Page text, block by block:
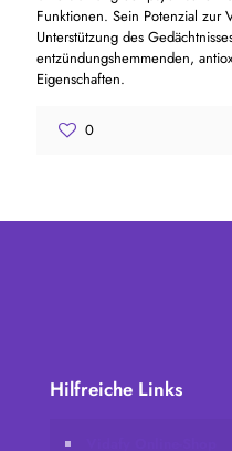
Funktionen. Sein Potenzial zur
Unterstützung des
entzündungshemmenden,
Eigenschaften.
0
Hilfreiche Links